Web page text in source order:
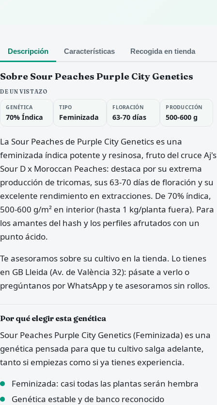
Descripción Características Recogida en tienda
Sobre Sour Peaches Purple City Genetics
DE UN VISTAZO
GENÉTICA
70% Índica
TIPO
Feminizada
FLORACIÓN
63-70 días
PRODUCCIÓN
500-600 g
La Sour Peaches de Purple City Genetics es una
feminizada índica potente y resinosa, fruto del cruce Aj's
Sour D x Moroccan Peaches: destaca por su extrema
producción de tricomas, sus 63-70 días de floración y su
excelente rendimiento en extracciones. De 70% índica,
500-600 g/m² en interior (hasta 1 kg/planta fuera). Para
los amantes del hash y los perfiles afrutados con un
punto ácido.
Te asesoramos sobre su cultivo en la tienda. Lo tienes
en GB Lleida (Av. de València 32): pásate a verlo o
pregúntanos por WhatsApp y te asesoramos sin rollos.
Por qué elegir esta genética
Sour Peaches Purple City Genetics (Feminizada) es una
genética pensada para que tu cultivo salga adelante,
tanto si empiezas como si ya tienes experiencia.
Feminizada: casi todas las plantas serán hembra
Genética estable y de banco reconocido